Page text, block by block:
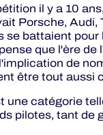
il y a 10
Porsche,
se battaient
que l'ère
de
être tout
une catégorie
pilotes, tant de